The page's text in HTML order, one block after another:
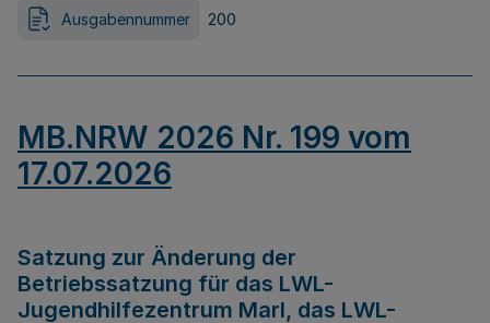
Ausgabennummer 200
MB.NRW 2026 Nr. 199 vom
17.07.2026
Satzung zur Änderung der
Betriebssatzung für das LWL-
Jugendhilfezentrum Marl, das LWL-